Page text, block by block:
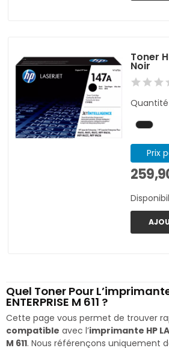
Toner
Noir
Quantité
Prix
Quel Toner Pour L’imprimante
ENTERPRISE M 611 ?
Cette page vous permet de trouver
compatible avec l’imprimante HP
M 611. Nous référençons uniquement